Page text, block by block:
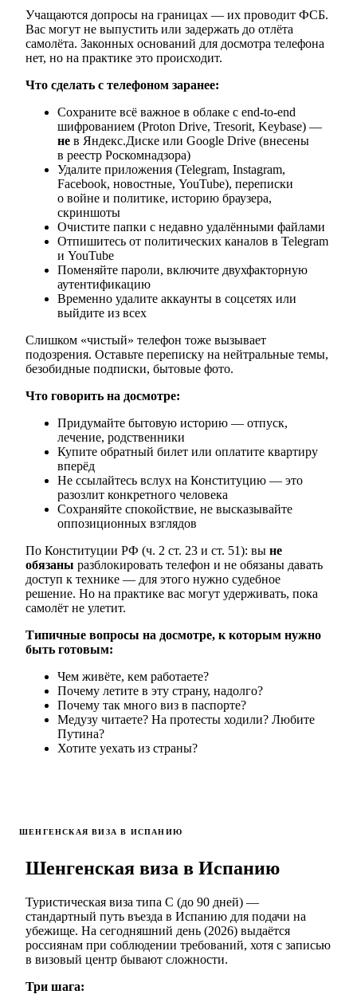
Учащаются допросы на границах — их проводит ФСБ.
Вас могут не выпустить или задержать до отлёта
самолёта. Законных оснований для досмотра телефона
нет, но на практике это происходит.
Что сделать с телефоном заранее:
Сохраните всё важное в облаке с end-to-end
шифрованием (Proton Drive, Tresorit, Keybase) —
не в Яндекс.Диске или Google Drive (внесены
в реестр Роскомнадзора)
Удалите приложения (Telegram, Instagram,
Facebook, новостные, YouTube), переписки
о войне и политике, историю браузера,
скриншоты
Очистите папки с недавно удалёнными файлами
Отпишитесь от политических каналов в Telegram
и YouTube
Поменяйте пароли, включите двухфакторную
аутентификацию
Временно удалите аккаунты в соцсетях или
выйдите из всех
Слишком «чистый» телефон тоже вызывает
подозрения. Оставьте переписку на нейтральные темы,
безобидные подписки, бытовые фото.
Что говорить на досмотре:
Придумайте бытовую историю — отпуск,
лечение, родственники
Купите обратный билет или оплатите квартиру
вперёд
Не ссылайтесь вслух на Конституцию — это
разозлит конкретного человека
Сохраняйте спокойствие, не высказывайте
оппозиционных взглядов
По Конституции РФ (ч. 2 ст. 23 и ст. 51): вы не
обязаны разблокировать телефон и не обязаны давать
доступ к технике — для этого нужно судебное
решение. Но на практике вас могут удерживать, пока
самолёт не улетит.
Типичные вопросы на досмотре, к которым нужно
быть готовым:
Чем живёте, кем работаете?
Почему летите в эту страну, надолго?
Почему так много виз в паспорте?
Медузу читаете? На протесты ходили? Любите
Путина?
Хотите уехать из страны?
ШЕНГЕНСКАЯ ВИЗА В ИСПАНИЮ
Шенгенская виза в Испанию
Туристическая виза типа C (до 90 дней) —
стандартный путь въезда в Испанию для подачи на
убежище. На сегодняшний день (2026) выдаётся
россиянам при соблюдении требований, хотя с записью
в визовый центр бывают сложности.
Три шага: